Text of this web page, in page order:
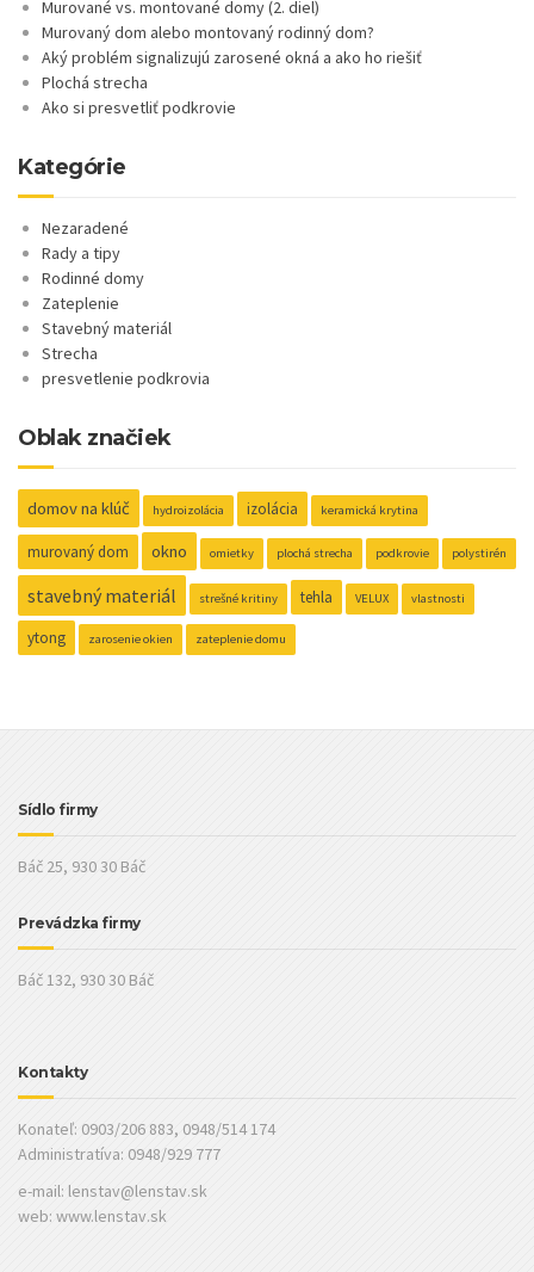
Murované vs. montované domy (2. diel)
Murovaný dom alebo montovaný rodinný dom?
Aký problém signalizujú zarosené okná a ako ho riešiť
Plochá strecha
Ako si presvetliť podkrovie
Kategórie
Nezaradené
Rady a tipy
Rodinné domy
Zateplenie
Stavebný materiál
Strecha
presvetlenie podkrovia
Oblak značiek
domov na klúč hydroizolácia izolácia keramická krytina
murovaný dom okno omietky plochá strecha podkrovie polystirén
stavebný materiál strešné kritiny tehla VELUX vlastnosti
ytong zarosenie okien zateplenie domu
Sídlo firmy
Báč 25, 930 30 Báč
Prevádzka firmy
Báč 132, 930 30 Báč
Kontakty
Konateľ: 0903/206 883, 0948/514 174
Administratíva: 0948/929 777
e-mail: lenstav@lenstav.sk
web: www.lenstav.sk